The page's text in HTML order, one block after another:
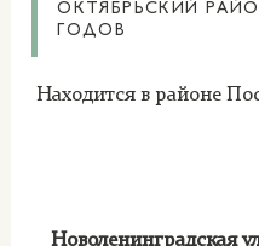
ОКТЯБРЬСКИЙ
ГОДОВ
Находится в районе
Новоленинградская